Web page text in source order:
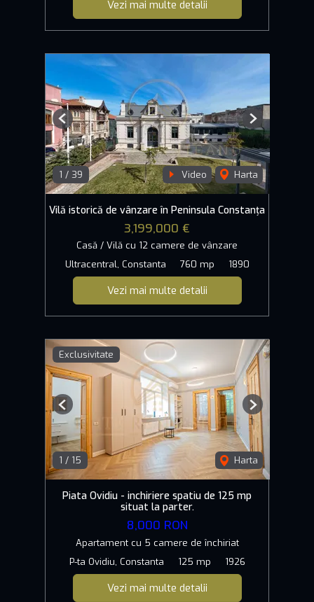
Vezi mai multe detalii
1 / 39 Video Harta
Previous Next
Vilă istorică de vânzare în Peninsula Constanța
3,199,000 €
Casă / Vilă cu 12 camere de vânzare
Ultracentral, Constanta
760 mp 1890
Vezi mai multe detalii
Exclusivitate
1 / 15 Harta
Previous Next
Piata Ovidiu - inchiriere spatiu de 125 mp
situat la parter.
8,000 RON
Apartament cu 5 camere de închiriat
P-ta Ovidiu, Constanta
125 mp 1926
Vezi mai multe detalii